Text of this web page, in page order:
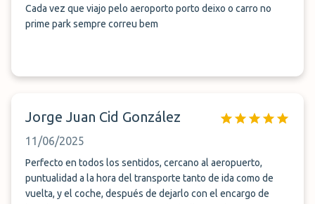
Cada vez que viajo pelo aeroporto porto deixo o carro no
prime park sempre correu bem
Jorge Juan Cid González
11/06/2025
Perfecto en todos los sentidos, cercano al aeropuerto,
puntualidad a la hora del transporte tanto de ida como de
vuelta, y el coche, después de dejarlo con el encargo de